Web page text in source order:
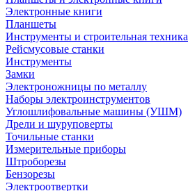
Электронные книги
Планшеты
Инструменты и строительная техника
Рейсмусовые станки
Инструменты
Замки
Электроножницы по металлу
Наборы электроинструментов
Углошлифовальные машины (УШМ)
Дрели и шуруповерты
Точильные станки
Измерительные приборы
Штроборезы
Бензорезы
Электроотвертки